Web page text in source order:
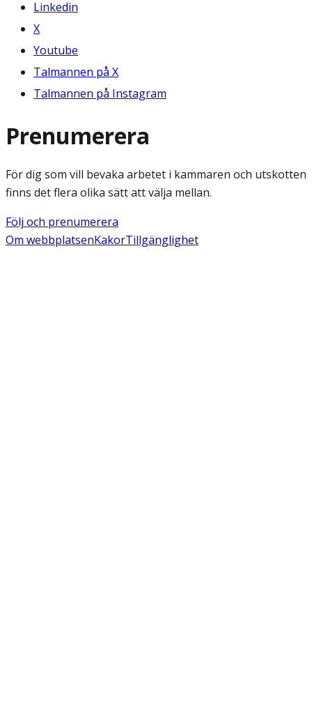
Linkedin
X
Youtube
Talmannen på X
Talmannen på Instagram
Prenumerera
För dig som vill bevaka arbetet i kammaren och utskotten
finns det flera olika sätt att välja mellan.
Följ och prenumerera
Om webbplatsenKakorTillgänglighet